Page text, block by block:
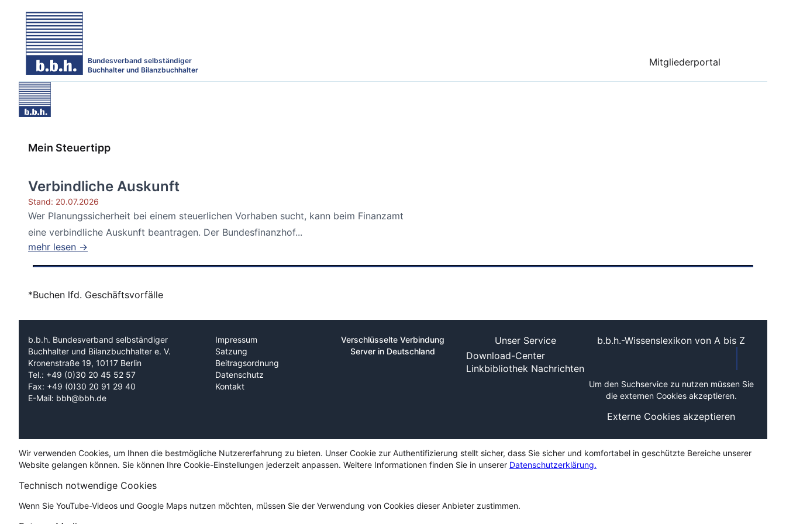
Bundesverband selbständiger
Buchhalter und Bilanzbuchhalter
Mitgliederportal
Mein Steuertipp
Verbindliche Auskunft
Stand: 20.07.2026
Wer Planungssicherheit bei einem steuerlichen Vorhaben sucht, kann beim Finanzamt
eine verbindliche Auskunft beantragen. Der Bundesfinanzhof...
mehr lesen →
*Buchen lfd. Geschäftsvorfälle
b.b.h. Bundesverband selbständiger
Buchhalter und Bilanzbuchhalter e. V.
Kronenstraße 19, 10117 Berlin
Tel.: +49 (0)30 20 45 52 57
Fax: +49 (0)30 20 91 29 40
E-Mail: bbh@bbh.de
Impressum
Satzung
Beitragsordnung
Datenschutz
Kontakt
Verschlüsselte Verbindung
Server in Deutschland
Unser Service
Download-Center
Linkbibliothek Nachrichten
b.b.h.-Wissenslexikon von A bis Z
Um den Suchservice zu nutzen müssen Sie
die externen Cookies akzeptieren.
Externe Cookies akzeptieren
Wir verwenden Cookies, um Ihnen die bestmögliche Nutzererfahrung zu bieten. Unser Cookie zur Authentifizierung stellt sicher, dass Sie sicher und komfortabel in geschützte Bereiche unserer
Website gelangen können. Sie können Ihre Cookie-Einstellungen jederzeit anpassen. Weitere Informationen finden Sie in unserer Datenschutzerklärung.
Technisch notwendige Cookies
Wenn Sie YouTube-Videos und Google Maps nutzen möchten, müssen Sie der Verwendung von Cookies dieser Anbieter zustimmen.